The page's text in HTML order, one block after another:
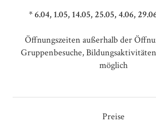
* 6.04, 1.05, 14.05, 25.05, 4.06,
Öffnungszeiten außerhalb der
Gruppenbesuche,
möglich
Preise